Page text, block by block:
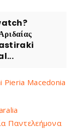
Pieria Macedonia
Παντελεήμονα